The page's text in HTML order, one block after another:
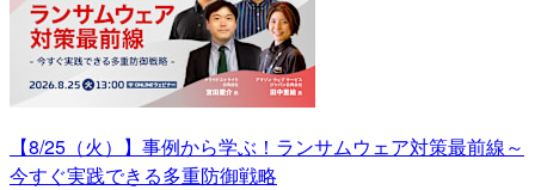
【8/25（火）】事例から学ぶ！ランサムウェア対策最前線～
今すぐ実践できる多重防御戦略